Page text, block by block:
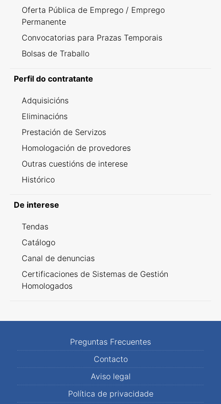
Oferta Pública de Emprego / Emprego
Permanente
Convocatorias para Prazas Temporais
Bolsas de Traballo
Perfil do contratante
Adquisicións
Eliminacións
Prestación de Servizos
Homologación de provedores
Outras cuestións de interese
Histórico
De interese
Tendas
Catálogo
Canal de denuncias
Certificaciones de Sistemas de Gestión
Homologados
Preguntas Frecuentes
Contacto
Aviso legal
Política de privacidade